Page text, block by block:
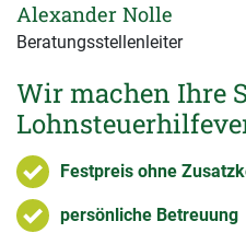
Wir machen Ihre
Festpreis ohne
persönliche Betreuung
Alexander Nolle
Beratungsstellenleiter